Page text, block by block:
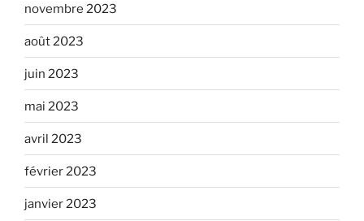
novembre 2023
août 2023
juin 2023
mai 2023
avril 2023
février 2023
janvier 2023